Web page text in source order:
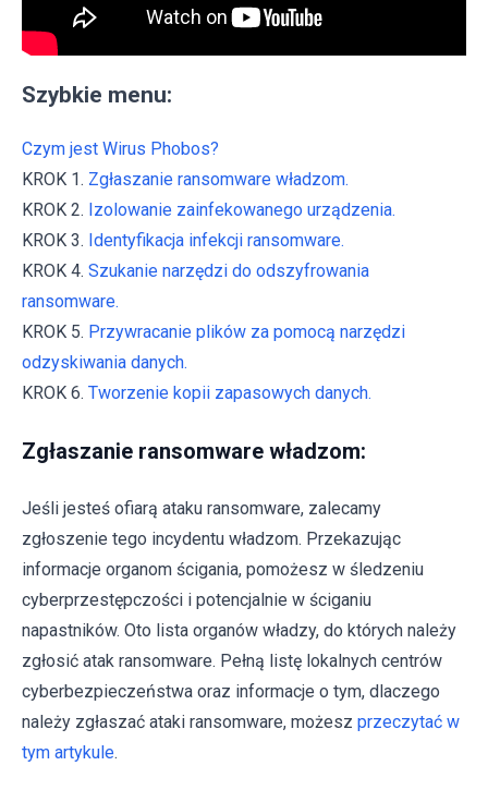
Szybkie menu:
Czym jest Wirus Phobos?
KROK 1. Zgłaszanie ransomware władzom.
KROK 2. Izolowanie zainfekowanego urządzenia.
KROK 3. Identyfikacja infekcji ransomware.
KROK 4. Szukanie narzędzi do odszyfrowania
ransomware.
KROK 5. Przywracanie plików za pomocą narzędzi
odzyskiwania danych.
KROK 6. Tworzenie kopii zapasowych danych.
Zgłaszanie ransomware władzom:
Jeśli jesteś ofiarą ataku ransomware, zalecamy
zgłoszenie tego incydentu władzom. Przekazując
informacje organom ścigania, pomożesz w śledzeniu
cyberprzestępczości i potencjalnie w ściganiu
napastników. Oto lista organów władzy, do których należy
zgłosić atak ransomware. Pełną listę lokalnych centrów
cyberbezpieczeństwa oraz informacje o tym, dlaczego
należy zgłaszać ataki ransomware, możesz przeczytać w
tym artykule.